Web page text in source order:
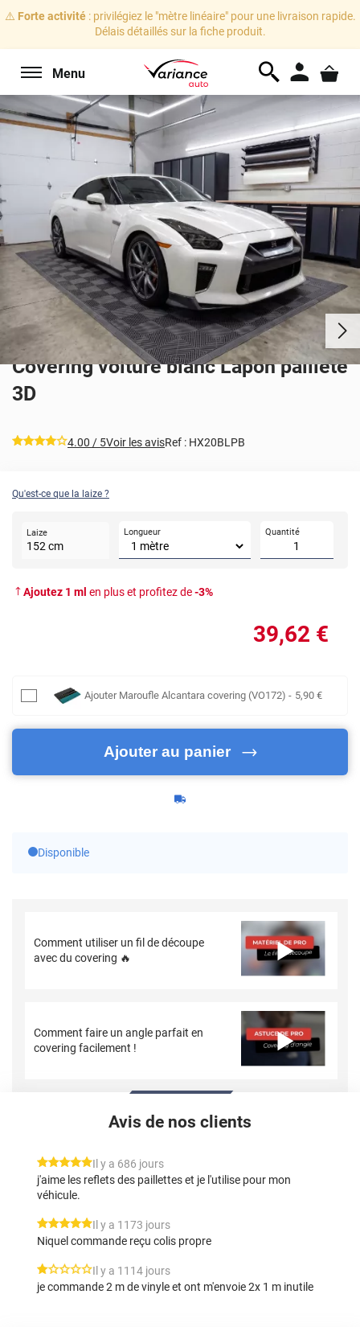
⚠️ Forte activité: privilégiez le "mètre linéaire" pour une livraison rapide.
Délais détaillés sur la fiche produit.
Menu
Covering voiture blanc Lapon pailleté
3D
*****
4.00 / 5Voir les avisRef : HX20BLPB
Qu'est-ce que la laize ?
Laize
152 cm
Longueur Quantité
Ajoutez 1 ml en plus et profitez de-3%
39,62 €
Ajouter Maroufle Alcantara covering (VO172) - 5,90 €
Ajouter au panier
Disponible
Comment utiliser un fil de découpe
avec du covering 🔥
Comment faire un angle parfait en
covering facilement !
Avis de nos clients
*****
Il y a 686 jours
j'aime les reflets des paillettes et je l'utilise pour mon
véhicule.
*****
Il y a 1173 jours
Niquel commande reçu colis propre
*****
Il y a 1114 jours
je commande 2 m de vinyle et ont m'envoie 2x 1 m inutile